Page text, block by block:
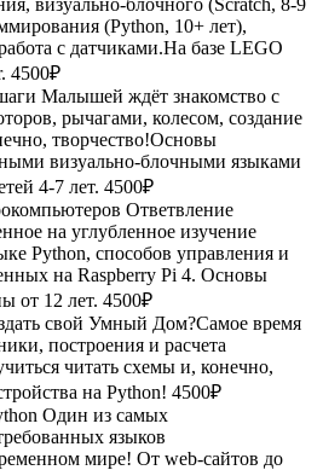
визуально-блочного (Scratch, 8-9
(Python, 10+ лет),
с датчиками.На базе LEGO
4500₽
Малышей ждёт знакомство с
рычагами, колесом, создание
творчество!Основы
визуально-блочными языками
4-7 лет. 4500₽
Ответвление
на углубленное изучение
Python, способов управления и
на Raspberry Pi 4. Основы
от 12 лет. 4500₽
свой Умный Дом?Самое время
построения и расчета
читать схемы и, конечно,
на Python! 4500₽
Один из самых
языков
мире! От web-сайтов до